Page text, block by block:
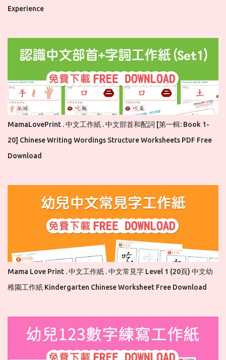
Experience
MamaLovePrint . 中文工作紙 . 中文部首和配詞 [第一輯: Book 1-
20] Chinese Writing Wordings Structure Worksheets PDF Free
Download
Mama Love Print . 中文工作紙 . 中文常見字 Level 1 (20頁) 中文幼
稚園工作紙 Kindergarten Chinese Worksheet Free Download